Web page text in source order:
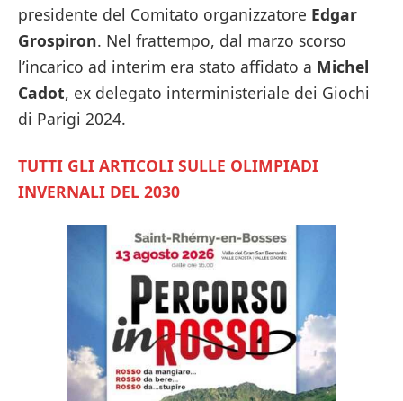
presidente del Comitato organizzatore Edgar
Grospiron. Nel frattempo, dal marzo scorso
l’incarico ad interim era stato affidato a Michel
Cadot, ex delegato interministeriale dei Giochi
di Parigi 2024.
TUTTI GLI ARTICOLI SULLE OLIMPIADI
INVERNALI DEL 2030